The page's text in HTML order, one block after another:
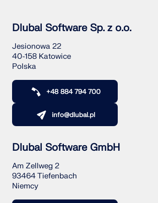
Dlubal Software Sp. z o.o.
Jesionowa 22
40-158 Katowice
Polska
+48 884 794 700
info@dlubal.pl
Dlubal Software GmbH
Am Zellweg 2
93464 Tiefenbach
Niemcy